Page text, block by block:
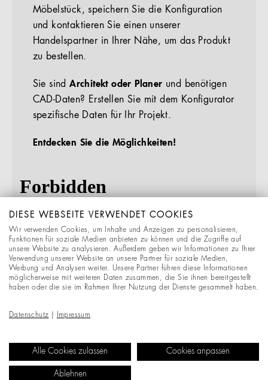
Möbelstück, speichern Sie die Konfiguration
und kontaktieren Sie einen unserer
Handelspartner in Ihrer Nähe, um das Produkt
zu bestellen.
Sie sindArchitekt oder Planer und benötigen
CAD-Daten? Erstellen Sie mit dem Konfigurator
spezifische Daten für Ihr Projekt.
Entdecken Sie die Möglichkeiten!
DIESE WEBSEITE VERWENDET COOKIES
Wir verwenden Cookies, um Inhalte und Anzeigen zu personalisieren,
Funktionen für soziale Medien anbieten zu können und die Zugriffe auf
unsere Website zu analysieren. Außerdem geben wir Informationen zu Ihrer
Verwendung unserer Website an unsere Partner für soziale Medien,
Werbung und Analysen weiter. Unsere Partner führen diese Informationen
möglicherweise mit weiteren Daten zusammen, die Sie ihnen bereitgestellt
haben oder die sie im Rahmen Ihrer Nutzung der Dienste gesammelt haben.
Datenschutz Impressum
Alle Cookies zulassen Cookies anpassen
Ablehnen